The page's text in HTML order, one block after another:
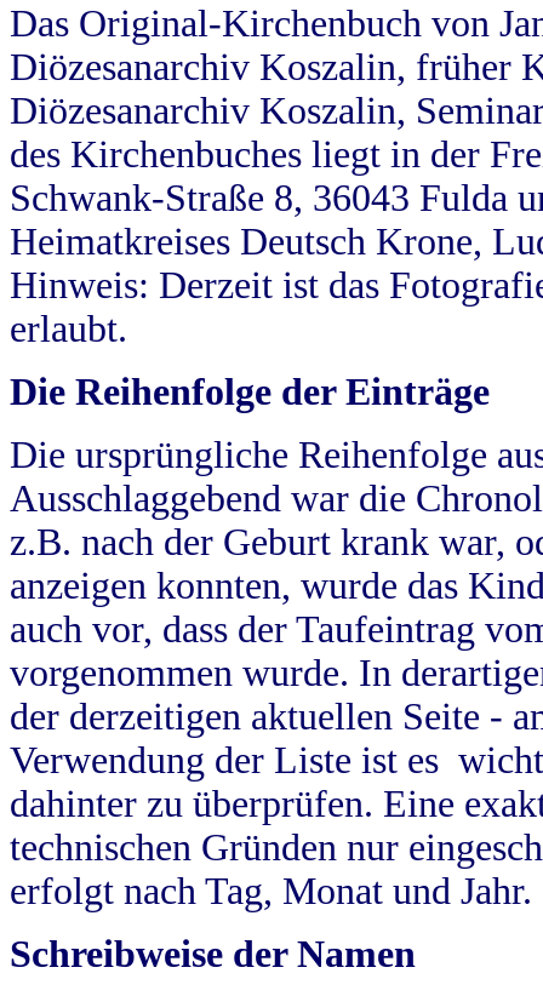
Das Original-Kirchenbuch von
Diözesanarchiv Koszalin, früher
Diözesanarchiv Koszalin,
des Kirchenbuches liegt in der
Schwank-Straße 8, 36043 Fulda
Heimatkreises Deutsch Krone,
Hinweis: Derzeit ist das
erlaubt.
Die Reihenfolge der Einträge
Die ursprüngliche Reihenfolge
Ausschlaggebend war die
z.B. nach der Geburt krank war,
anzeigen konnten, wurde das
auch vor, dass der Taufeintrag
vorgenommen wurde. In
der derzeitigen aktuellen Seite -
Verwendung der Liste ist es
dahinter zu überprüfen. Eine
technischen Gründen nur
erfolgt nach Tag, Monat und Jahr.
Schreibweise der Namen